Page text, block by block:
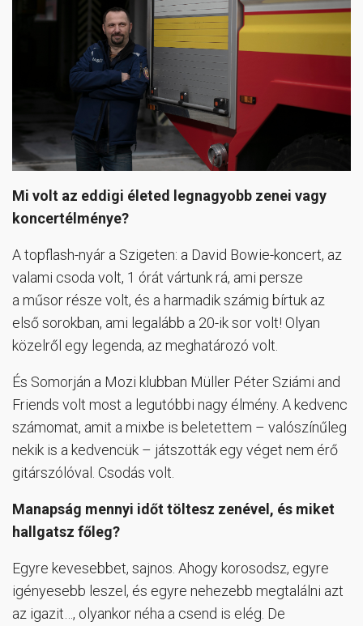
Mi volt az eddigi életed legnagyobb zenei vagy
koncertélménye?
A topflash-nyár a Szigeten: a David Bowie-koncert, az
valami csoda volt, 1 órát vártunk rá, ami persze
a műsor része volt, és a harmadik számig bírtuk az
első sorokban, ami legalább a 20-ik sor volt! Olyan
közelről egy legenda, az meghatározó volt.
És Somorján a Mozi klubban Müller Péter Sziámi and
Friends volt most a legutóbbi nagy élmény. A kedvenc
számomat, amit a mixbe is beletettem – valószínűleg
nekik is a kedvencük – játszották egy véget nem érő
gitárszólóval. Csodás volt.
Manapság mennyi időt töltesz zenével, és miket
hallgatsz főleg?
Egyre kevesebbet, sajnos. Ahogy korosodsz, egyre
igényesebb leszel, és egyre nehezebb megtalálni azt
az igazit…, olyankor néha a csend is elég. De